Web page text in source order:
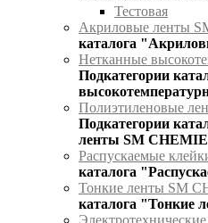
Тестовая
Акриловые ленты
каталога
Нетканные
Подкатегории
Полиэтиленовые
Подкатегории
ленты SM
Распускаемые
каталога
Тонкие ленты SM
каталога "Тонкие